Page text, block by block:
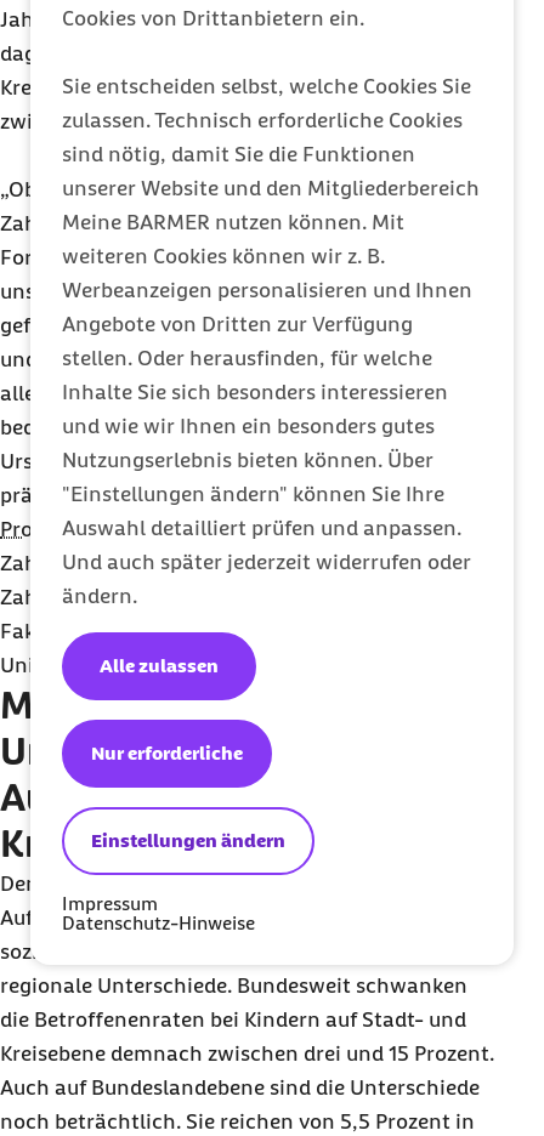
Cookies von Drittanbietern ein.
Sie entscheiden selbst, welche Cookies Sie
zulassen. Technisch erforderliche Cookies
sind nötig, damit Sie die Funktionen
unserer Website und den Mitgliederbereich
Meine BARMER nutzen können. Mit
weiteren Cookies können wir z. B.
Werbeanzeigen personalisieren und Ihnen
Angebote von Dritten zur Verfügung
stellen. Oder herausfinden, für welche
Inhalte Sie sich besonders interessieren
und wie wir Ihnen ein besonders gutes
Nutzungserlebnis bieten können. Über
"Einstellungen ändern" können Sie Ihre
Auswahl detailliert prüfen und anpassen.
Und auch später jederzeit widerrufen oder
ändern.
Einstellungen ändern
Nur erforderliche
Alle zulassen
Impressum
Datenschutz-Hinweise
Jahre alt war. Barmer-versicherte Mütter haben
dagegen gut doppelt so häufig Kinder mit
Kreidezähnen, wenn sie zum Zeitpunkt der Geburt
zwischen 30 und 40 Jahre alt waren.
„Obwohl Kreidezähne neben Karies die häufigste
Zahnerkrankung bei Kindern sind, steht die
Forschung dazu noch am Anfang. Wir haben in
unseren Analysen verschiedene Zusammenhänge
gefunden. Die zugrundeliegenden Mechanismen
und Kausalitäten können mit Abrechnungsdaten
allein allerdings nicht aufgeklärt werden. Dazu
bedarf es weiterer Forschung. In Kenntnis der
Ursachen könnten zukünftig dann auch endlich
präventive Maßnahmen möglich werden“, sagte
Prof.
Dr.Michael Walter, Autor des Barmer-
Zahnreports und Direktor der Poliklinik für
Zahnärztliche Prothetik an der Medizinischen
Fakultät Carl Gustav Carus der Technischen
Universität Dresden.
Massive regionale
Unterschiede beim
Auftreten von
Kreidezähnen
Den Ergebnissen des Reports zufolge gibt es beim
Auftreten von Kreidezähnen nicht nur
soziodemographische, sondern auch große
regionale Unterschiede. Bundesweit schwanken
die Betroffenenraten bei Kindern auf Stadt- und
Kreisebene demnach zwischen drei und 15 Prozent.
Auch auf Bundeslandebene sind die Unterschiede
noch beträchtlich. Sie reichen von 5,5 Prozent in